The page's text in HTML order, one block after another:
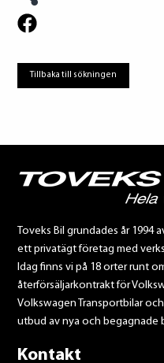
Tillbaka till sökningen
Toveks Bil grundades år 1994
ett privatägt företag med
Idag finns vi på 18 orter runt
återförsäljarkontrakt för
Volkswagen Transportbilar
utbud av nya och begagnade
Kontakt